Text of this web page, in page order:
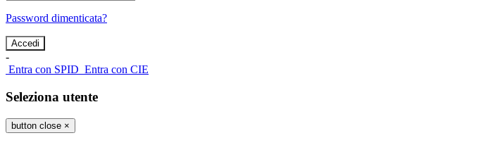
Password dimenticata?
-
Entra con SPID Entra con CIE
Seleziona utente
button close ×